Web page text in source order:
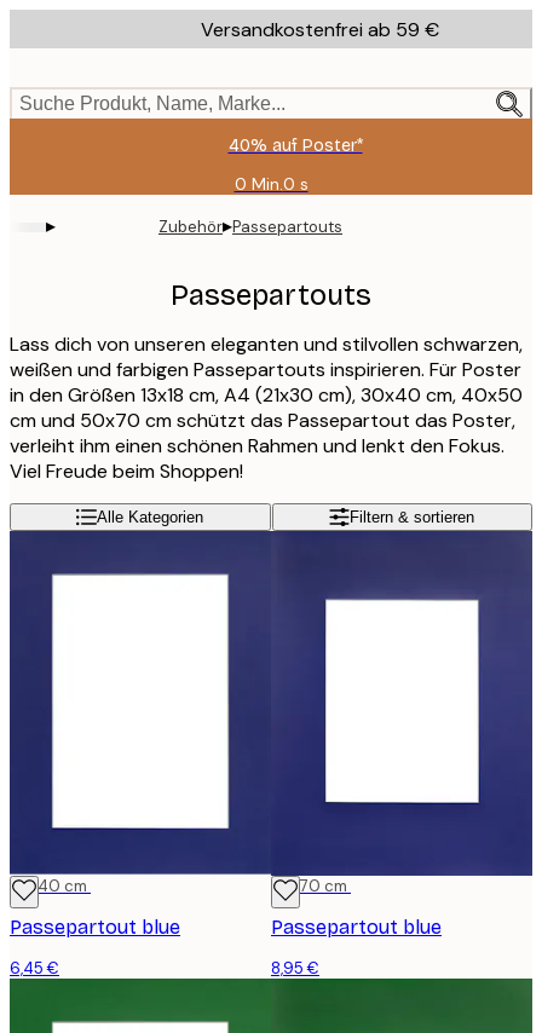
to
content.
Versandkostenfrei ab 59 €
Suche Produkt, Name, Marke...
40% auf Poster*
0 Min.0 s
Gültig
2026-
▸ Zubehör▸Passepartouts
Passepartouts
Lass dich von unseren eleganten und stilvollen schwarzen,
weißen und farbigen Passepartouts inspirieren. Für Poster
in den Größen 13x18 cm, A4 (21x30 cm), 30x40 cm, 40x50
cm und 50x70 cm schützt das Passepartout das Poster,
verleiht ihm einen schönen Rahmen und lenkt den Fokus.
Viel Freude beim Shoppen!
Alle Kategorien Filtern & sortieren
30x40 cm
Passepartout blue
6,45 €
50x70 cm
Passepartout blue
8,95 €